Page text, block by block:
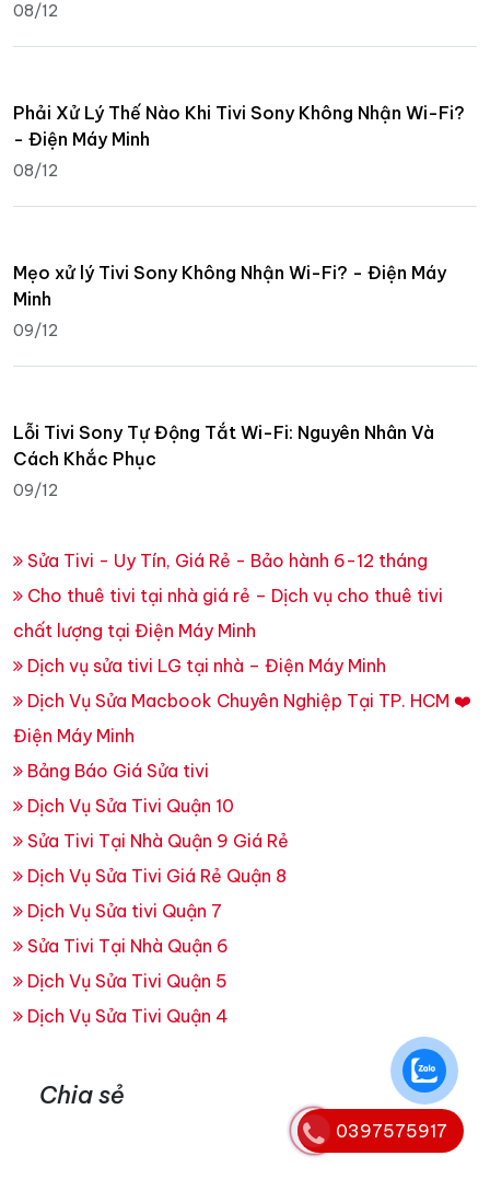
08/12
Phải Xử Lý Thế Nào Khi Tivi Sony Không Nhận Wi-Fi?
- Điện Máy Minh
08/12
Mẹo xử lý Tivi Sony Không Nhận Wi-Fi? - Điện Máy
Minh
09/12
Lỗi Tivi Sony Tự Động Tắt Wi-Fi: Nguyên Nhân Và
Cách Khắc Phục
09/12
Sửa Tivi - Uy Tín, Giá Rẻ - Bảo hành 6-12 tháng
Cho thuê tivi tại nhà giá rẻ – Dịch vụ cho thuê tivi
chất lượng tại Điện Máy Minh
Dịch vụ sửa tivi LG tại nhà – Điện Máy Minh
Dịch Vụ Sửa Macbook Chuyên Nghiệp Tại TP. HCM ❤️
Điện Máy Minh
Bảng Báo Giá Sửa tivi
Dịch Vụ Sửa Tivi Quận 10
Sửa Tivi Tại Nhà Quận 9 Giá Rẻ
Dịch Vụ Sửa Tivi Giá Rẻ Quận 8
Dịch Vụ Sửa tivi Quận 7
Sửa Tivi Tại Nhà Quận 6
Dịch Vụ Sửa Tivi Quận 5
Dịch Vụ Sửa Tivi Quận 4
Chia sẻ
0397575917